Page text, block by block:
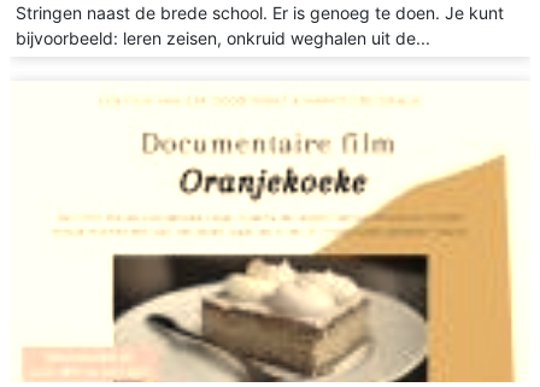
Stringen naast de brede school. Er is genoeg te doen. Je kunt
bijvoorbeeld: leren zeisen, onkruid weghalen uit de...